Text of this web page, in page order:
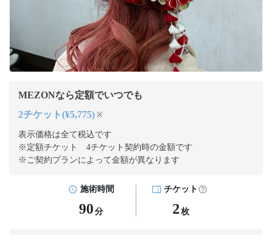
MEZONなら定額でいつでも
2チケット(¥5,775) ※
表示価格は全て税込です
※定額チケット 4チケット契約時の金額です
※ご契約プランによって金額が異なります
施術時間
90 分
チケット
2 枚